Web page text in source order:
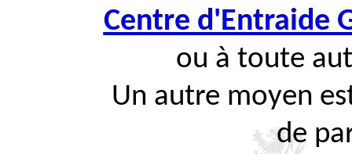
Centre d'Entraide
ou à toute
Un autre moyen
de